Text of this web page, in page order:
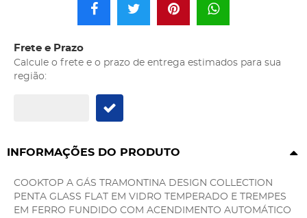
Frete e Prazo
Calcule o frete e o prazo de entrega estimados para sua
região:
INFORMAÇÕES DO PRODUTO
COOKTOP A GÁS TRAMONTINA DESIGN COLLECTION
PENTA GLASS FLAT EM VIDRO TEMPERADO E TREMPES
EM FERRO FUNDIDO COM ACENDIMENTO AUTOMÁTICO